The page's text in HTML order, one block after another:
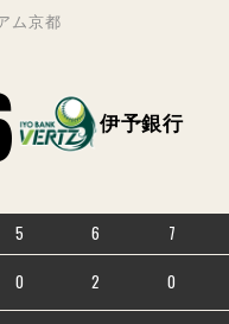
ム京都
伊予銀行
5 6 7
0 2 0